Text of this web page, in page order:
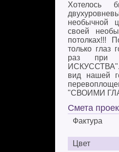
Хотелось
необычной
своей
потолках!!!
только глаз
раз при
вид нашей
"СВОИМИ
Смета
Фактура
Цвет